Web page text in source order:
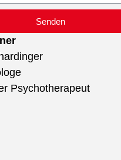
Senden
Psychotherapeut